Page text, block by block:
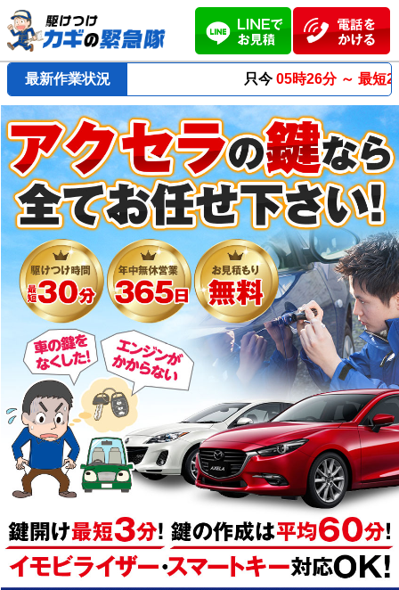
最新作業状況 最短23分で到着！